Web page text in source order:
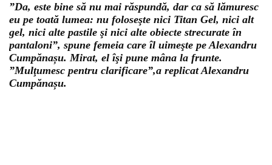
”Da, este bine să nu mai răspundă, dar ca să lămuresc
eu pe toată lumea: nu foloseşte nici Titan Gel, nici alt
gel, nici alte pastile şi nici alte obiecte strecurate în
pantaloni”, spune femeia care îl uimeşte pe Alexandru
Cumpănașu. Mirat, el îşi pune mâna la frunte.
”Mulţumesc pentru clarificare”,a replicat Alexandru
Cumpănașu.